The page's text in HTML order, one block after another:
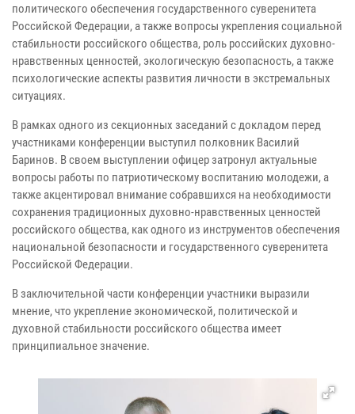
политического обеспечения государственного суверенитета
Российской Федерации, а также вопросы укрепления социальной
стабильности российского общества, роль российских духовно-
нравственных ценностей, экологическую безопасность, а также
психологические аспекты развития личности в экстремальных
ситуациях.
В рамках одного из секционных заседаний с докладом перед
участниками конференции выступил полковник Василий
Баринов. В своем выступлении офицер затронул актуальные
вопросы работы по патриотическому воспитанию молодежи, а
также акцентировал внимание собравшихся на необходимости
сохранения традиционных духовно-нравственных ценностей
российского общества, как одного из инструментов обеспечения
национальной безопасности и государственного суверенитета
Российской Федерации.
В заключительной части конференции участники выразили
мнение, что укрепление экономической, политической и
духовной стабильности российского общества имеет
принципиальное значение.